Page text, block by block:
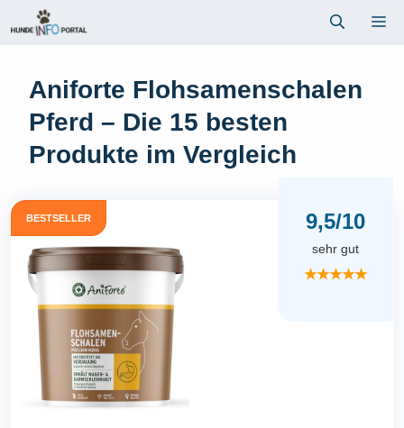
Inhalt
Aniforte Flohsamenschalen
Pferd – Die 15 besten
Produkte im Vergleich
BESTSELLER 9,5/10
sehr gut
★★★★★